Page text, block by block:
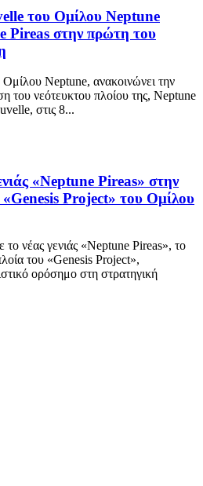
του Ομίλου Neptune
Pireas στην πρώτη του
Neptune, ανακοινώνει την
του νεότευκτου πλοίου της, Neptune
στις 8...
«Neptune Pireas» στην
«Genesis Project» του Ομίλου
νέας γενιάς «Neptune Pireas», το
του «Genesis Project»,
ορόσημο στη στρατηγική